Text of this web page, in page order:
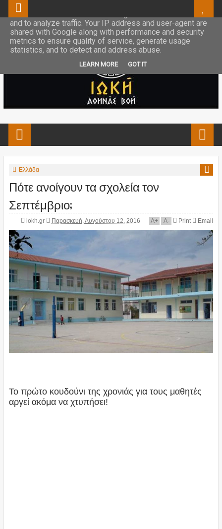
Ελλάδα
Πότε ανοίγουν τα σχολεία τον
Σεπτέμβριο;
iokh.gr Παρασκευή, Αυγούστου 12, 2016 A+ A- Print Email
Το πρώτο κουδούνι της χρονιάς για τους μαθητές
αργεί ακόμα να χτυπήσει!
This site uses cookies from Google to deliver its services
and to analyze traffic. Your IP address and user-agent are
shared with Google along with performance and security
metrics to ensure quality of service, generate usage
statistics, and to detect and address abuse.
LEARN MORE GOT IT